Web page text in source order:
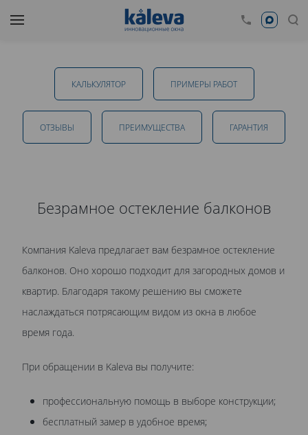
Безрамное остекление балконов в Тамбове
Временно не оказываем данную услугу
от 12 500 руб.
ОТПРАВИТЬ
КАЛЬКУЛЯТОР ПРИМЕРЫ РАБОТ
ОТЗЫВЫ ПРЕИМУЩЕСТВА ГАРАНТИЯ
Безрамное остекление балконов
Компания Kaleva предлагает вам безрамное остекление
балконов. Оно хорошо подходит для загородных домов и
квартир. Благодаря такому решению вы сможете
наслаждаться потрясающим видом из окна в любое
время года.
При обращении в Kaleva вы получите:
профессиональную помощь в выборе конструкции;
бесплатный замер в удобное время;